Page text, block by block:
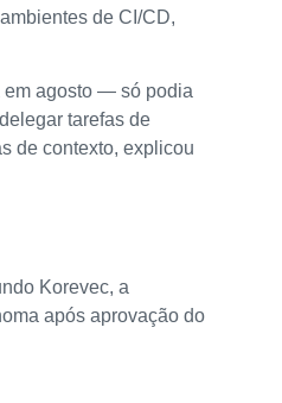
de CI/CD,
em agosto — só podia
tarefas de
de contexto, explicou
Korevec, a
após aprovação do